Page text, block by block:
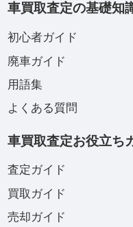
車買取査定の基礎知
初心者ガイド
廃車ガイド
用語集
よくある質問
車買取査定お役立ち
査定ガイド
買取ガイド
売却ガイド